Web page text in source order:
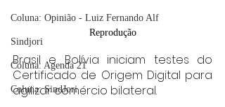
Coluna: Opinião - Luiz Fernando Alf
Sindjori
Coluna: Agenda 21
Coluna: SindJori
Reprodução
Brasil e Bolívia iniciam testes do
Certificado de Origem Digital para
agilizar comércio bilateral.